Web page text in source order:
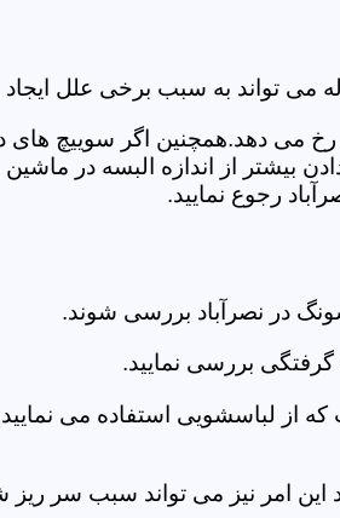
می تواند به سبب برخی علل
می دهد.همچنین اگر سوییچ
بیشتر از اندازه البسه در
رجوع نمایید.
در نصرآباد بررسی شوند.
بررسی نمایید.
لباسشویی استفاده می نمایید
این امر نیز می تواند سبب سر